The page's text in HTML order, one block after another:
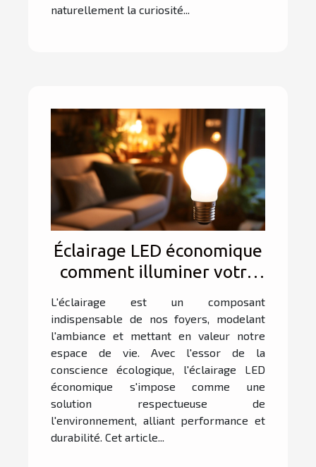
naturellement la curiosité...
Éclairage LED économique
comment illuminer votre
écologique
L'éclairage est un composant
indispensable de nos foyers, modelant
l'ambiance et mettant en valeur notre
espace de vie. Avec l'essor de la
conscience écologique, l'éclairage LED
économique s'impose comme une
solution respectueuse de
l'environnement, alliant performance et
durabilité. Cet article...